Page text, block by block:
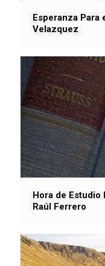
Esperanza
Velazquez
Hora de
Raúl Ferrero